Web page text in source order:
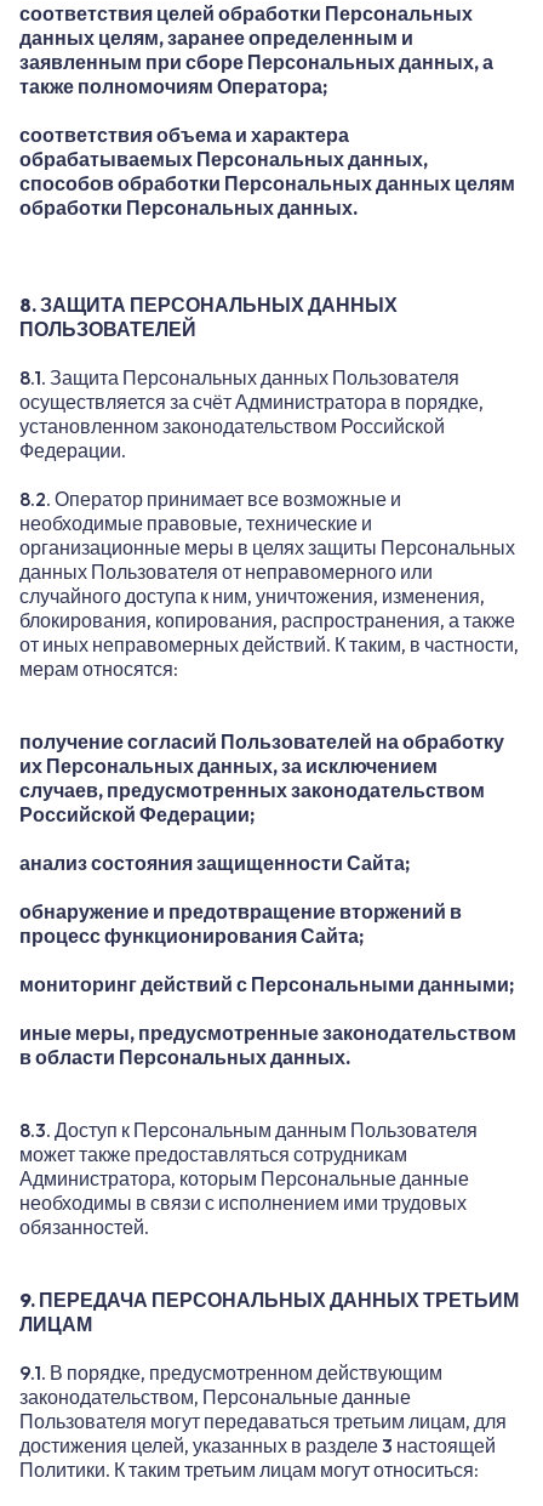
соответствия целей обработки Персональных
данных целям, заранее определенным и
заявленным при сборе Персональных данных, а
также полномочиям Оператора;
соответствия объема и характера
обрабатываемых Персональных данных,
способов обработки Персональных данных целям
обработки Персональных данных.
8. ЗАЩИТА ПЕРСОНАЛЬНЫХ ДАННЫХ
ПОЛЬЗОВАТЕЛЕЙ
8.1. Защита Персональных данных Пользователя
осуществляется за счёт Администратора в порядке,
установленном законодательством Российской
Федерации.
8.2. Оператор принимает все возможные и
необходимые правовые, технические и
организационные меры в целях защиты Персональных
данных Пользователя от неправомерного или
случайного доступа к ним, уничтожения, изменения,
блокирования, копирования, распространения, а также
от иных неправомерных действий. К таким, в частности,
мерам относятся:
получение согласий Пользователей на обработку
их Персональных данных, за исключением
случаев, предусмотренных законодательством
Российской Федерации;
анализ состояния защищенности Сайта;
обнаружение и предотвращение вторжений в
процесс функционирования Сайта;
мониторинг действий с Персональными данными;
иные меры, предусмотренные законодательством
в области Персональных данных.
8.3. Доступ к Персональным данным Пользователя
может также предоставляться сотрудникам
Администратора, которым Персональные данные
необходимы в связи с исполнением ими трудовых
обязанностей.
9. ПЕРЕДАЧА ПЕРСОНАЛЬНЫХ ДАННЫХ ТРЕТЬИМ
ЛИЦАМ
9.1. В порядке, предусмотренном действующим
законодательством, Персональные данные
Пользователя могут передаваться третьим лицам, для
достижения целей, указанных в разделе 3 настоящей
Политики. К таким третьим лицам могут относиться: